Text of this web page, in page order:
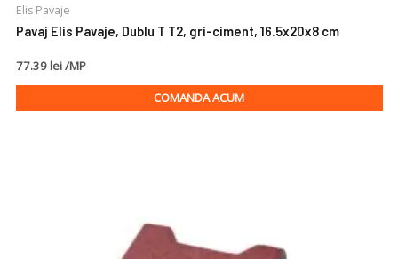
Elis Pavaje
Pavaj Elis Pavaje, Dublu T T2, gri-ciment, 16.5x20x8 cm
77.39 lei /MP
COMANDA ACUM